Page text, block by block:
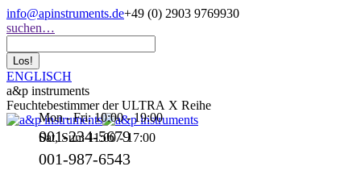
Zum
Inhalt
info@apinstruments.de+49 (0) 2903 9769930
Search:
suchen…
ENGLISCH
a&p instruments
Feuchtebestimmer der ULTRA X Reihe
Mon - Fri: 10:00 - 19:00
Sat, Sun: 11:00 - 17:00
001-234-5679
001-987-6543